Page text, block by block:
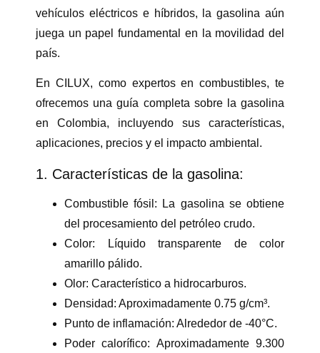
vehículos eléctricos e híbridos, la gasolina aún
juega un papel fundamental en la movilidad del
país.
En CILUX, como expertos en combustibles, te
ofrecemos una guía completa sobre la gasolina
en Colombia, incluyendo sus características,
aplicaciones, precios y el impacto ambiental.
1. Características de la gasolina:
Combustible fósil: La gasolina se obtiene
del procesamiento del petróleo crudo.
Color: Líquido transparente de color
amarillo pálido.
Olor: Característico a hidrocarburos.
Densidad: Aproximadamente 0.75 g/cm³.
Punto de inflamación: Alrededor de -40°C.
Poder calorífico: Aproximadamente 9.300